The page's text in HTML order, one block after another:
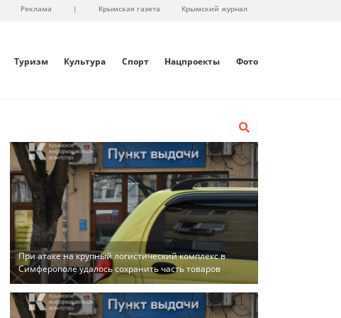
Реклама | Крымская газета Крымский журнал
Туризм Культура Спорт Нацпроекты Фото
При атаке на крупный логистический комплекс в
Симферополе удалось сохранить часть товаров